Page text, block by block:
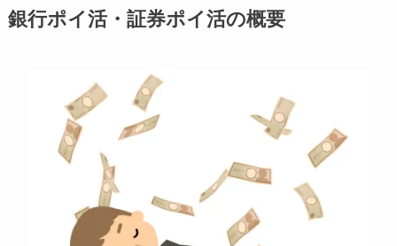
銀行ポイ活・証券ポイ活の概要